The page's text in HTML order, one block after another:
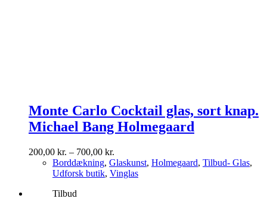
Monte Carlo Cocktail glas, sort knap.
Michael Bang Holmegaard
200,00 kr. – 700,00 kr.
200,00 kr.
til
Borddækning, Glaskunst, Holmegaard, Tilbud- Glas,
Udforsk butik, Vinglas
Tilbud